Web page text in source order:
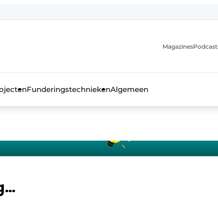
voor de beton- en staalbouwbranche
Magazines
FunderingstechniekenAlgemeen